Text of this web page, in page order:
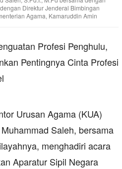
Direktur Jenderal Bimbingan
Agama, Kamaruddin Amin
Urusan Agama (KUA)
Saleh, bersama
menghadiri acara
Aparatur Sipil Negara